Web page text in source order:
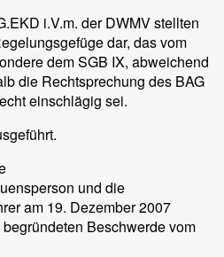
i.V.m. der DWMV stellten
dar, das vom
dem SGB IX, abweichend
die Rechtsprechung des BAG
einschlägig sei.
und die
am 19. Dezember 2007
Beschwerde vom